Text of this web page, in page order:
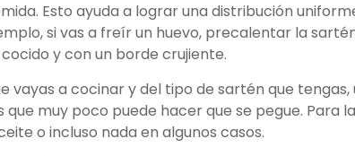
Esto ayuda a lograr una distribución
si vas a freír un huevo, precalentar la
y con un borde crujiente.
vayas a cocinar y del tipo de sartén que
muy poco puede hacer que se pegue. Para
o incluso nada en algunos casos.